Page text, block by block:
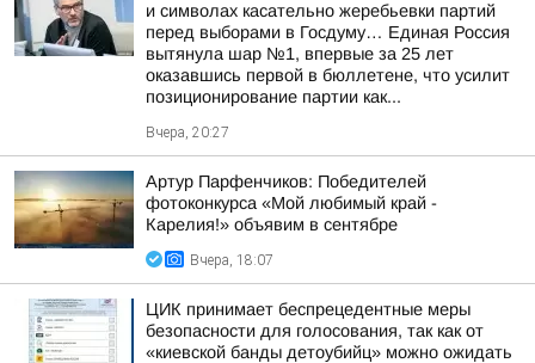
и символах касательно жеребьевки партий
перед выборами в Госдуму… Единая Россия
вытянула шар №1, впервые за 25 лет
оказавшись первой в бюллетене, что усилит
позиционирование партии как...
Вчера, 20:27
Артур Парфенчиков: Победителей
фотоконкурса «Мой любимый край -
Карелия!» объявим в сентябре
Вчера, 18:07
ЦИК принимает беспрецедентные меры
безопасности для голосования, так как от
«киевской банды детоубийц» можно ожидать